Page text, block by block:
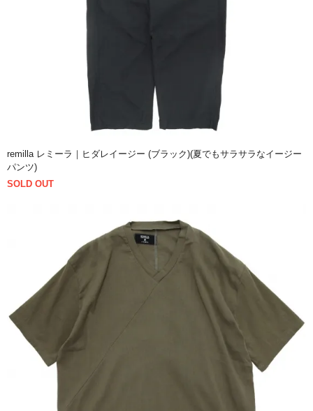
remilla レミーラ｜ヒダレイージー (ブラック)(夏でもサラサラなイージー
パンツ)
SOLD OUT